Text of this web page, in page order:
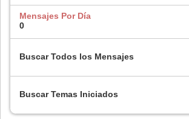
Mensajes Por Día
0
Buscar Todos los Mensajes
Buscar Temas Iniciados